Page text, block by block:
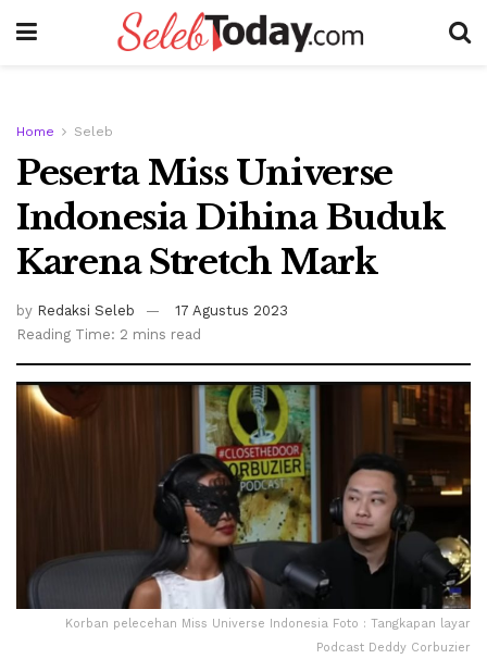
Home Seleb
Peserta Miss Universe
Indonesia Dihina Buduk
Karena Stretch Mark
by Redaksi Seleb
17 Agustus 2023
Reading Time: 2 mins read
Korban pelecehan Miss Universe Indonesia Foto : Tangkapan layar
Podcast Deddy Corbuzier